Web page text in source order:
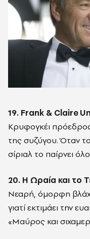
19. Frank & Claire
Κρυφογκέι πρόεδρος
της συζύγου. Όταν
σίριαλ το παίρνει
20. Η Ωραία και το
Νεαρή, όμορφη
γιατί εκτιμάει την
«Μαύρος και